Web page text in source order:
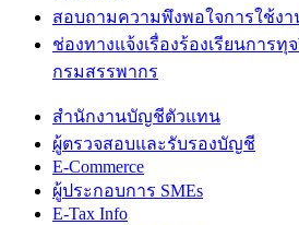
สอบถามความพึงพอใจการใช้งา
ช่องทางแจ้งเรื่องร้องเรียนการ
กรมสรรพากร
สำนักงานบัญชีตัวแทน
ผู้ตรวจสอบและรับรองบัญชี
E-Commerce
ผู้ประกอบการ SMEs
E-Tax Info